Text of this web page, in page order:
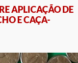
APLICAÇÃO DE
E CAÇA-